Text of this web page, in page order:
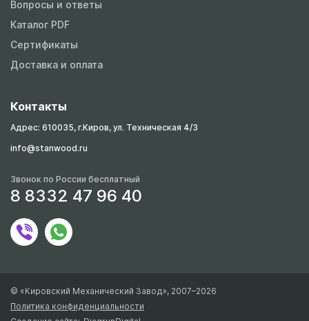
Вопросы и ответы
Каталог PDF
Сертификаты
Доставка и оплата
Контакты
Адрес: 610035, г.Киров, ул. Техническая 4/3
info@stanwood.ru
Звонок по России бесплатный
8 8332 47 96 40
© «Кировский Механический Завод», 2007–2026
Политика конфиденциальности